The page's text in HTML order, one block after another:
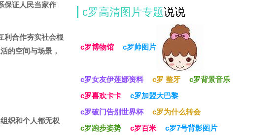
保证人民当家作
利合作夯实社会根
的空间与场景，
织和个人都无权
c罗高清图片专题说说
c罗博物馆 c罗帅图片
c罗女友伊莲娜资料 c罗 整牙
c罗背景音乐
c罗喜欢卡卡
c罗加盟大巴黎
c罗破门告别世界杯
c罗为什么转会
c罗跑步姿势
c罗百米
c罗7号背影图片